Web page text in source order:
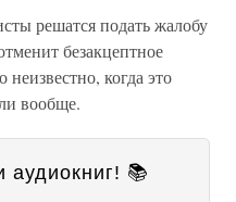
решатся подать жалобу
безакцептное
когда это
вообще.
аудиокниг! 📚